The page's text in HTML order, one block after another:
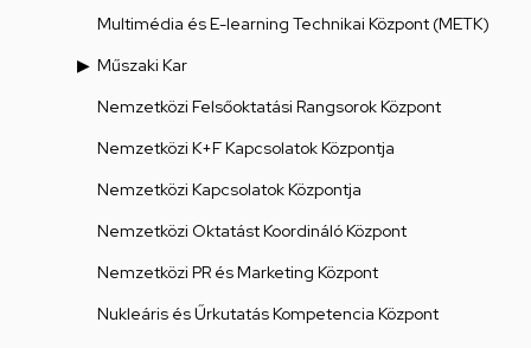
Multimédia és E-learning Technikai Központ (METK)
Műszaki Kar
Nemzetközi Felsőoktatási Rangsorok Központ
Nemzetközi K+F Kapcsolatok Központja
Nemzetközi Kapcsolatok Központja
Nemzetközi Oktatást Koordináló Központ
Nemzetközi PR és Marketing Központ
Nukleáris és Űrkutatás Kompetencia Központ